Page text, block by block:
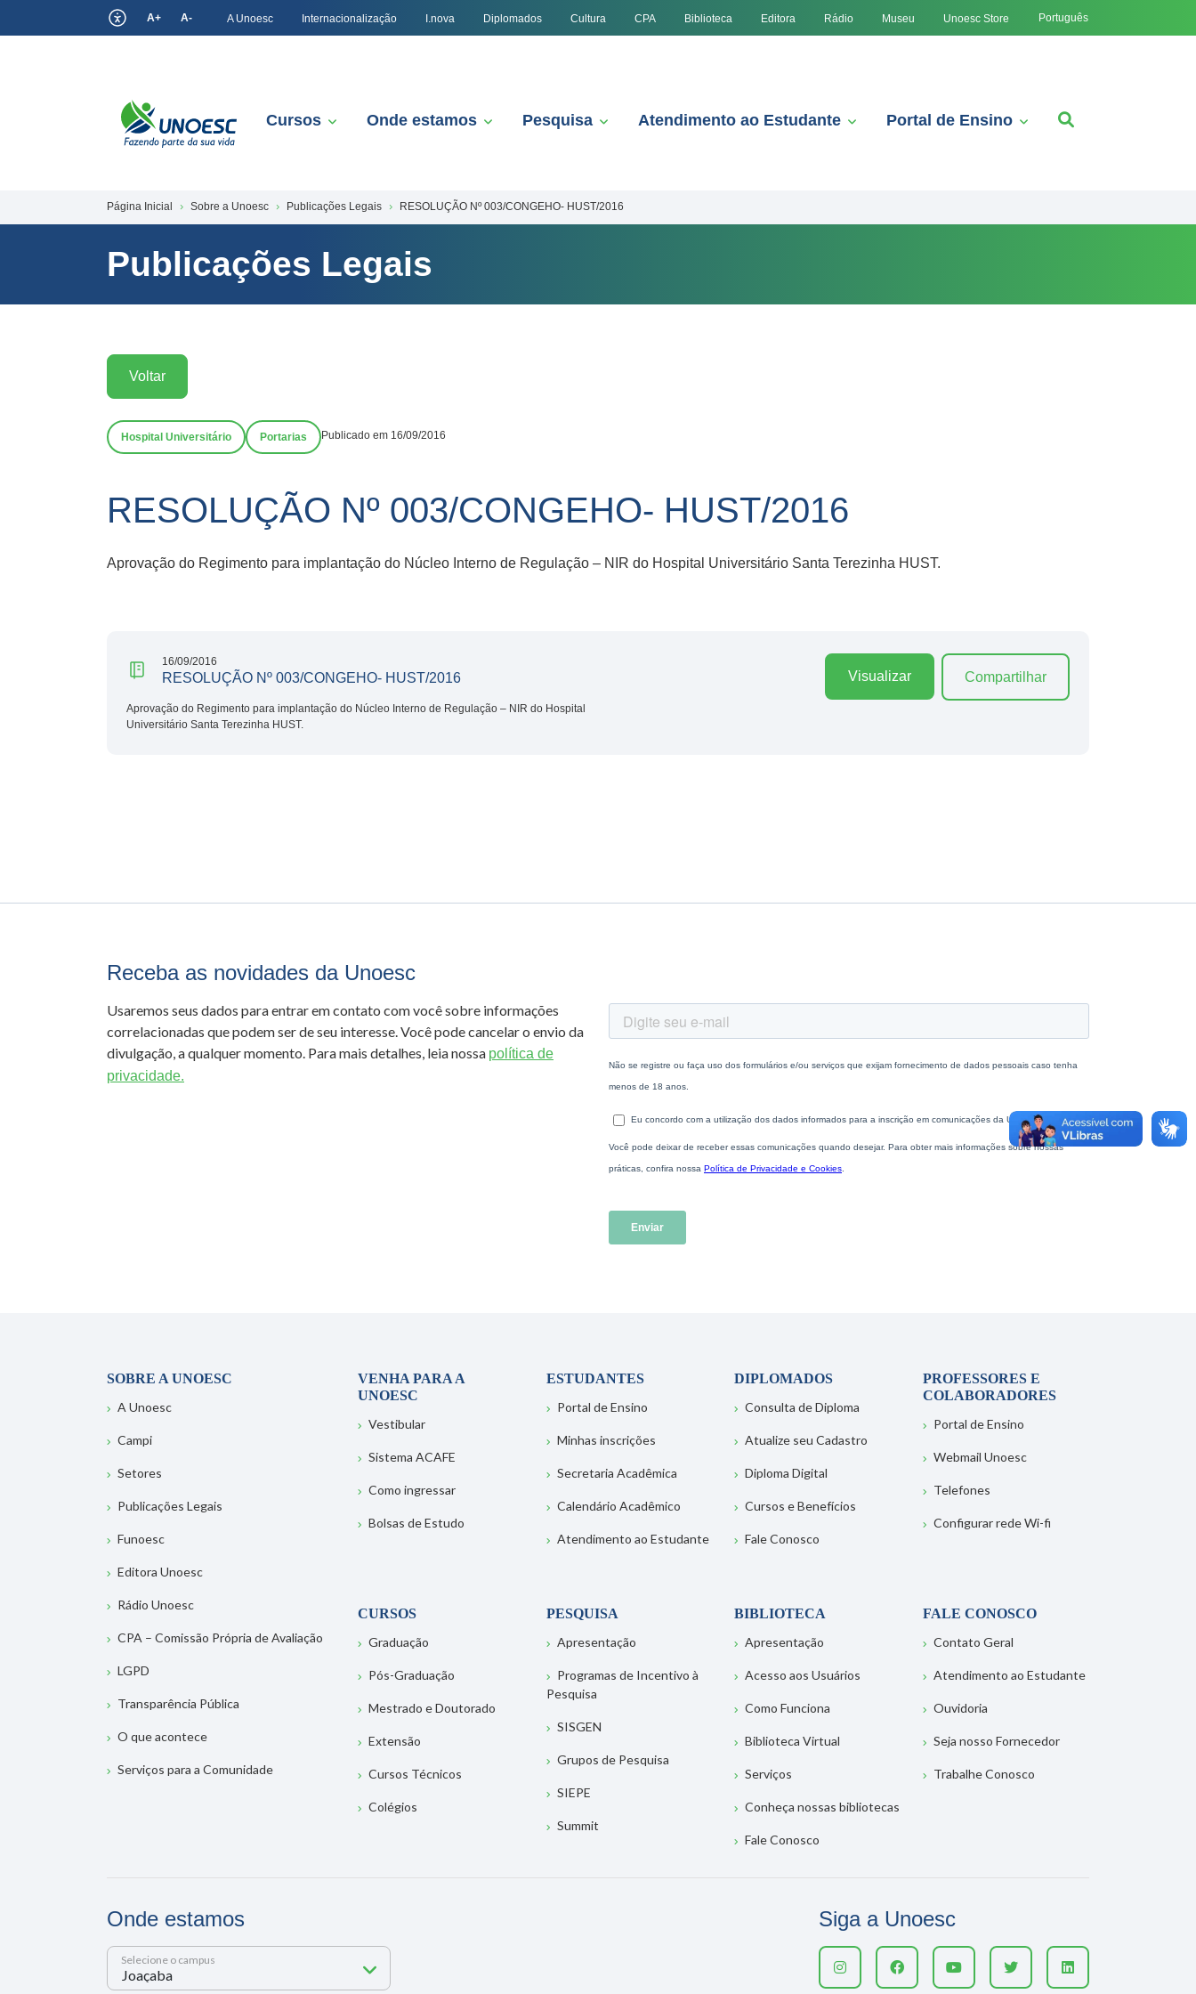
A+ A- A Unoesc Internacionalização I.nova Diplomados Cultura CPA Biblioteca Editora Rádio Museu Unoesc Store Português
Cursos Onde estamos Pesquisa Atendimento ao Estudante Portal de Ensino
Página Inicial Sobre a Unoesc Publicações Legais RESOLUÇÃO Nº 003/CONGEHO- HUST/2016
Publicações Legais
Voltar
Hospital Universitário Portarias Publicado em 16/09/2016
RESOLUÇÃO Nº 003/CONGEHO- HUST/2016
Aprovação do Regimento para implantação do Núcleo Interno de Regulação – NIR do Hospital Universitário Santa Terezinha HUST.
16/09/2016
RESOLUÇÃO Nº 003/CONGEHO- HUST/2016
Aprovação do Regimento para implantação do Núcleo Interno de Regulação – NIR do Hospital
Universitário Santa Terezinha HUST.
Visualizar Compartilhar
Receba as novidades da Unoesc
Usaremos seus dados para entrar em contato com você sobre informações
correlacionadas que podem ser de seu interesse. Você pode cancelar o envio da
divulgação, a qualquer momento. Para mais detalhes, leia nossa política de
privacidade.
SOBRE A UNOESC
A Unoesc
Campi
Setores
Publicações Legais
Funoesc
Editora Unoesc
Rádio Unoesc
CPA – Comissão Própria de Avaliação
LGPD
Transparência Pública
O que acontece
Serviços para a Comunidade
VENHA PARA A
UNOESC
Vestibular
Sistema ACAFE
Como ingressar
Bolsas de Estudo
ESTUDANTES
Portal de Ensino
Minhas inscrições
Secretaria Acadêmica
Calendário Acadêmico
Atendimento ao Estudante
DIPLOMADOS
Consulta de Diploma
Atualize seu Cadastro
Diploma Digital
Cursos e Benefícios
Fale Conosco
PROFESSORES E
COLABORADORES
Portal de Ensino
Webmail Unoesc
Telefones
Configurar rede Wi-fi
CURSOS
Graduação
Pós-Graduação
Mestrado e Doutorado
Extensão
Cursos Técnicos
Colégios
PESQUISA
Apresentação
Programas de Incentivo à
Pesquisa
SISGEN
Grupos de Pesquisa
SIEPE
Summit
BIBLIOTECA
Apresentação
Acesso aos Usuários
Como Funciona
Biblioteca Virtual
Serviços
Conheça nossas bibliotecas
Fale Conosco
FALE CONOSCO
Contato Geral
Atendimento ao Estudante
Ouvidoria
Seja nosso Fornecedor
Trabalhe Conosco
Onde estamos
Selecione o campus
Siga a Unoesc